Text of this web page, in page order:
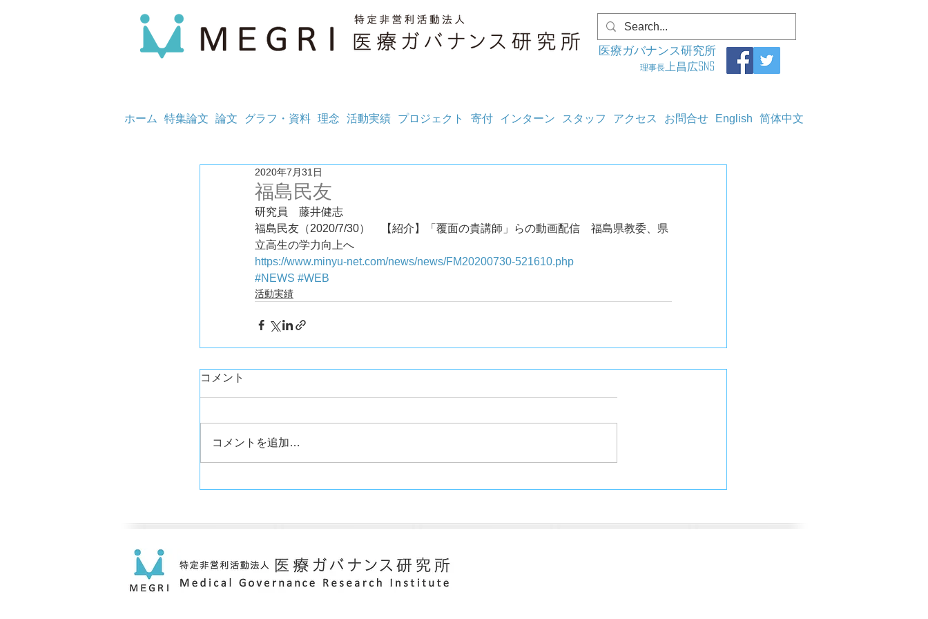
医療ガバナンス研究所
理事長 上昌広SNS
ホーム 特集論文 論文 グラフ・資料 理念 活動実績 プロジェクト 寄付 インターン スタッフ アクセス お問合せ English 简体中文
福島民友
2020年7月31日
研究員　藤井健志
福島民友（2020/7/30）　【紹介】「覆面の貴講師」らの動画配信　福島県教委、県
立高生の学力向上へ
https://www.minyu-net.com/news/news/FM20200730-521610.php
#NEWS #WEB
活動実績
コメント
コメントを追加…